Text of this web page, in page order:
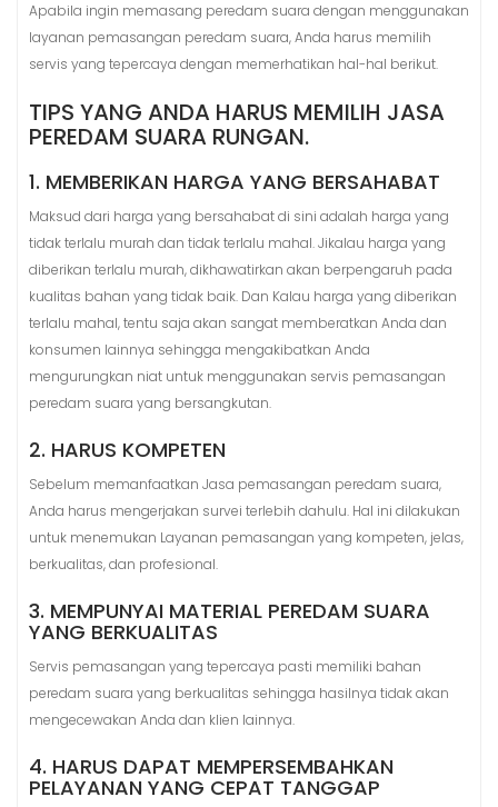
Apabila ingin memasang peredam suara dengan menggunakan
layanan pemasangan peredam suara, Anda harus memilih
servis yang tepercaya dengan memerhatikan hal-hal berikut.
TIPS YANG ANDA HARUS MEMILIH JASA
PEREDAM SUARA RUNGAN.
1. MEMBERIKAN HARGA YANG BERSAHABAT
Maksud dari harga yang bersahabat di sini adalah harga yang
tidak terlalu murah dan tidak terlalu mahal. Jikalau harga yang
diberikan terlalu murah, dikhawatirkan akan berpengaruh pada
kualitas bahan yang tidak baik. Dan Kalau harga yang diberikan
terlalu mahal, tentu saja akan sangat memberatkan Anda dan
konsumen lainnya sehingga mengakibatkan Anda
mengurungkan niat untuk menggunakan servis pemasangan
peredam suara yang bersangkutan.
2. HARUS KOMPETEN
Sebelum memanfaatkan Jasa pemasangan peredam suara,
Anda harus mengerjakan survei terlebih dahulu. Hal ini dilakukan
untuk menemukan Layanan pemasangan yang kompeten, jelas,
berkualitas, dan profesional.
3. MEMPUNYAI MATERIAL PEREDAM SUARA
YANG BERKUALITAS
Servis pemasangan yang tepercaya pasti memiliki bahan
peredam suara yang berkualitas sehingga hasilnya tidak akan
mengecewakan Anda dan klien lainnya.
4. HARUS DAPAT MEMPERSEMBAHKAN
PELAYANAN YANG CEPAT TANGGAP